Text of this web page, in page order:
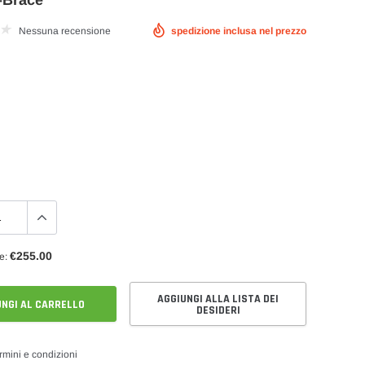
Nessuna recensione spedizione inclusa nel prezzo
€255.00
AL CARRELLO AGGIUNGI ALLA LISTA DEI
DESIDERI
e condizioni